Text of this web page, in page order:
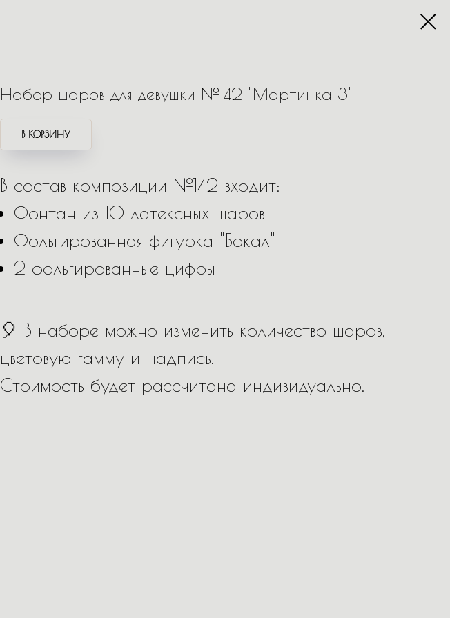
Набор шаров для девушки №142 "Мартинка 3"
В КОРЗИНУ
В состав композиции №142 входит:
Фонтан из 10 латексных шаров
Фольгированная фигурка "Бокал"
2 фольгированные цифры
🎈 В наборе можно изменить количество шаров,
цветовую гамму и надпись.
Стоимость будет рассчитана индивидуально.